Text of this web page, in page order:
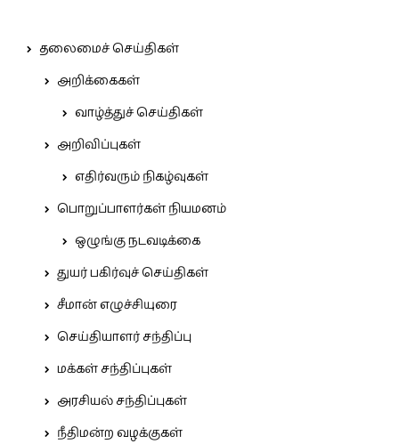
தலைமைச் செய்திகள்
அறிக்கைகள்
வாழ்த்துச் செய்திகள்
அறிவிப்புகள்
எதிர்வரும் நிகழ்வுகள்
பொறுப்பாளர்கள் நியமனம்
ஒழுங்கு நடவடிக்கை
துயர் பகிர்வுச் செய்திகள்
சீமான் எழுச்சியுரை
செய்தியாளர் சந்திப்பு
மக்கள் சந்திப்புகள்
அரசியல் சந்திப்புகள்
நீதிமன்ற வழக்குகள்